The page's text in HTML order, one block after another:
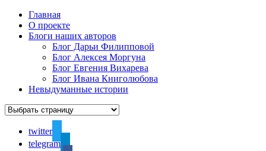
Главная
О проекте
Блоги наших авторов
Блог Дарьи Филипповой
Блог Алексея Моргуна
Блог Евгения Вихарева
Блог Ивана Книголюбова
Невыдуманные истории
twitter
telegram